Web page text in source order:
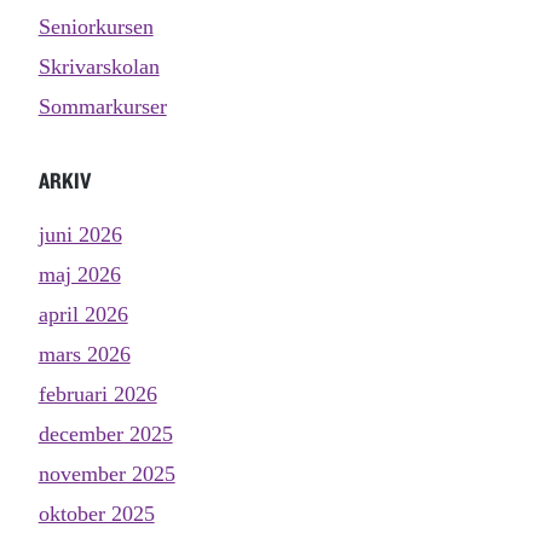
Seniorkursen
Skrivarskolan
Sommarkurser
ARKIV
juni 2026
maj 2026
april 2026
mars 2026
februari 2026
december 2025
november 2025
oktober 2025